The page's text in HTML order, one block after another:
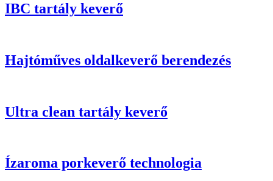
IBC tartály keverő
Hajtóműves oldalkeverő berendezés
Ultra clean tartály keverő
Ízaroma porkeverő technologia